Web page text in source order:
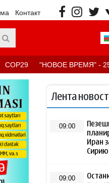
Контакт
COP29 "НОВОЕ ВРЕМЯ" -
Лента
09:00
Иран
Сирию
09:00